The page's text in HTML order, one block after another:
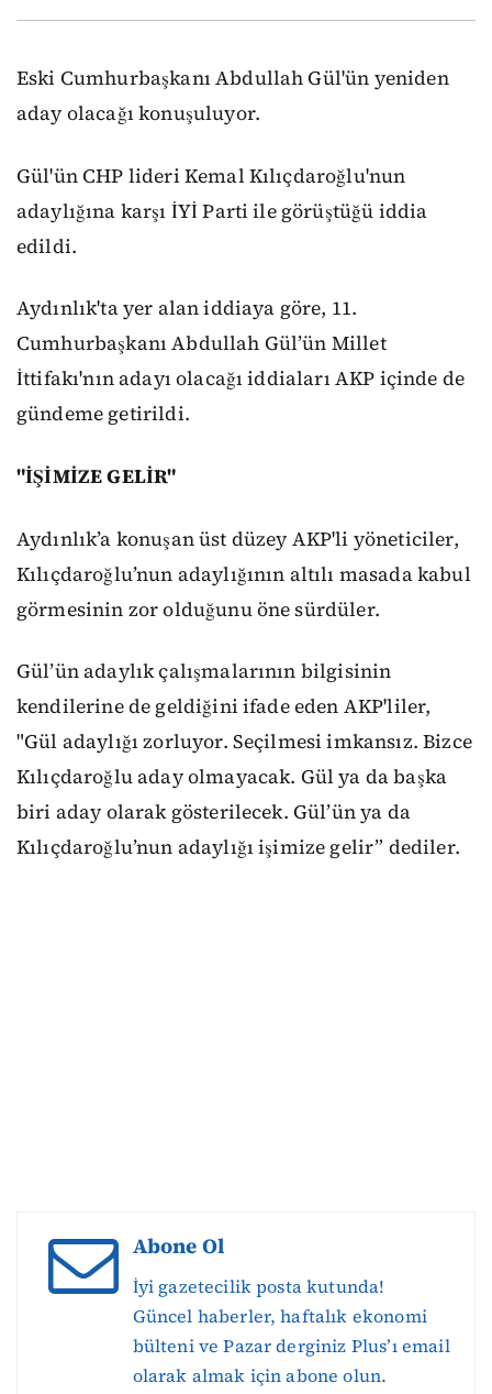
Eski Cumhurbaşkanı Abdullah Gül'ün yeniden
aday olacağı konuşuluyor.
Gül'ün CHP lideri Kemal Kılıçdaroğlu'nun
adaylığına karşı İYİ Parti ile görüştüğü iddia
edildi.
Aydınlık'ta yer alan iddiaya göre, 11.
Cumhurbaşkanı Abdullah Gül’ün Millet
İttifakı'nın adayı olacağı iddiaları AKP içinde de
gündeme getirildi.
"İŞİMİZE GELİR"
Aydınlık’a konuşan üst düzey AKP'li yöneticiler,
Kılıçdaroğlu’nun adaylığının altılı masada kabul
görmesinin zor olduğunu öne sürdüler.
Gül’ün adaylık çalışmalarının bilgisinin
kendilerine de geldiğini ifade eden AKP'liler,
"Gül adaylığı zorluyor. Seçilmesi imkansız. Bizce
Kılıçdaroğlu aday olmayacak. Gül ya da başka
biri aday olarak gösterilecek. Gül’ün ya da
Kılıçdaroğlu’nun adaylığı işimize gelir” dediler.
Abone Ol
İyi gazetecilik posta kutunda!
Güncel haberler, haftalık ekonomi
bülteni ve Pazar derginiz Plus’ı email
olarak almak için abone olun.